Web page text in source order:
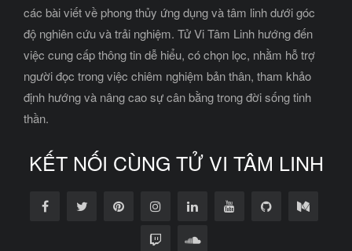
các bài viết về phong thủy ứng dụng và tâm linh dưới góc
độ nghiên cứu và trải nghiệm. Tử Vi Tâm Linh hướng đến
việc cung cấp thông tin dễ hiểu, có chọn lọc, nhằm hỗ trợ
người đọc trong việc chiêm nghiệm bản thân, tham khảo
định hướng và nâng cao sự cân bằng trong đời sống tinh
thần.
KẾT NỐI CÙNG TỬ VI TÂM LINH